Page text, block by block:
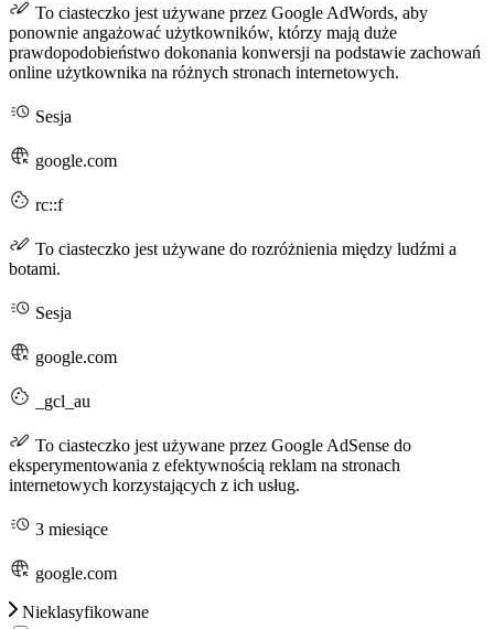
To ciasteczko jest używane przez Google AdWords, aby
ponownie angażować użytkowników, którzy mają duże
prawdopodobieństwo dokonania konwersji na podstawie zachowań
online użytkownika na różnych stronach internetowych.
Sesja
google.com
rc::f
To ciasteczko jest używane do rozróżnienia między ludźmi a
botami.
Sesja
google.com
_gcl_au
To ciasteczko jest używane przez Google AdSense do
eksperymentowania z efektywnością reklam na stronach
internetowych korzystających z ich usług.
3 miesiące
google.com
Nieklasyfikowane